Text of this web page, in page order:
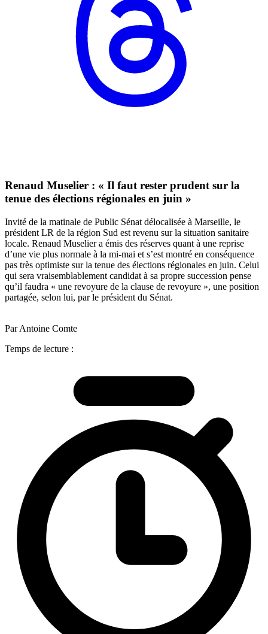
Renaud Muselier : « Il faut rester prudent sur la
tenue des élections régionales en juin »
Invité de la matinale de Public Sénat délocalisée à Marseille, le
président LR de la région Sud est revenu sur la situation sanitaire
locale. Renaud Muselier a émis des réserves quant à une reprise
d’une vie plus normale à la mi-mai et s’est montré en conséquence
pas très optimiste sur la tenue des élections régionales en juin. Celui
qui sera vraisemblablement candidat à sa propre succession pense
qu’il faudra « une revoyure de la clause de revoyure », une position
partagée, selon lui, par le président du Sénat.
Par Antoine Comte
Temps de lecture :